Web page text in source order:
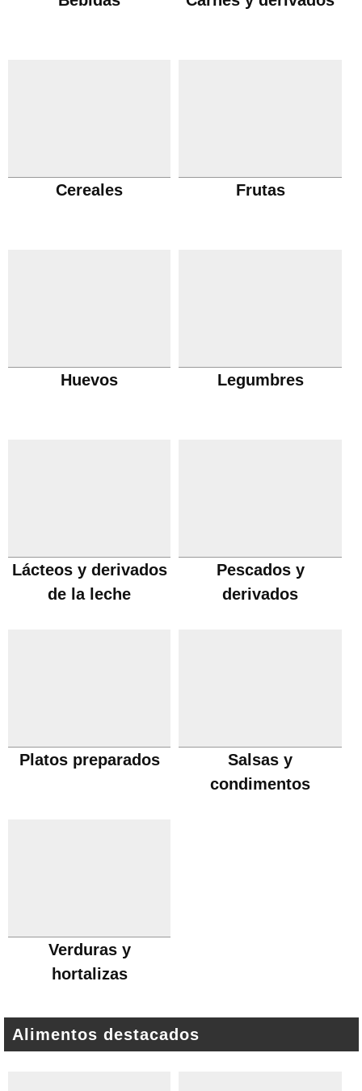
Cereales Frutas
Huevos Legumbres
Lácteos y derivados
de la leche
Pescados y
derivados
Platos preparados
Salsas y
condimentos
Verduras y
hortalizas
Alimentos destacados